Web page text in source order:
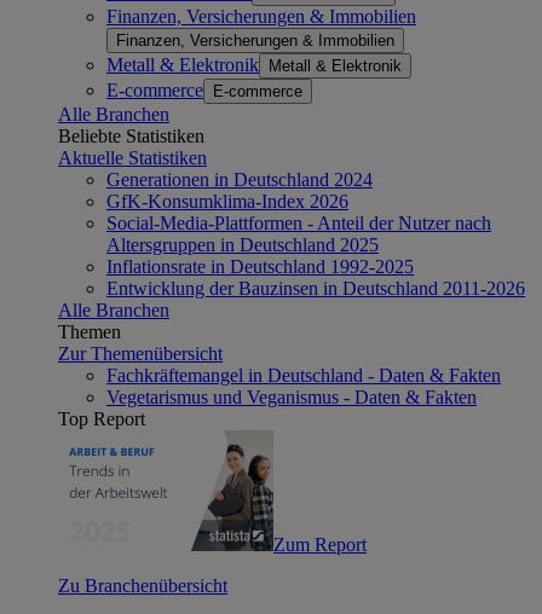
Finanzen, Versicherungen & Immobilien
Finanzen, Versicherungen & Immobilien
Metall & Elektronik Metall & Elektronik
E-commerce E-commerce
Alle Branchen
Beliebte Statistiken
Aktuelle Statistiken
Generationen in Deutschland 2024
GfK-Konsumklima-Index 2026
Social-Media-Plattformen - Anteil der Nutzer nach
Altersgruppen in Deutschland 2025
Inflationsrate in Deutschland 1992-2025
Entwicklung der Bauzinsen in Deutschland 2011-2026
Alle Branchen
Themen
Zur Themenübersicht
Fachkräftemangel in Deutschland - Daten & Fakten
Vegetarismus und Veganismus - Daten & Fakten
Top Report
Zum Report
Zu Branchenübersicht